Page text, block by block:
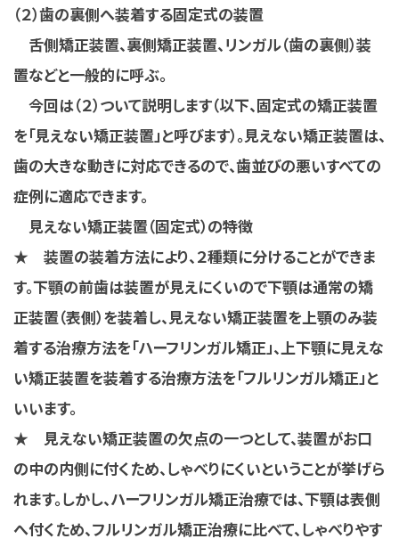
（２）歯の裏側へ装着する固定式の装置
舌側矯正装置、裏側矯正装置、リンガル（歯の裏側）装
置などと一般的に呼ぶ。
今回は（２）ついて説明します（以下、固定式の矯正装置
を「見えない矯正装置」と呼びます）。見えない矯正装置は、
歯の大きな動きに対応できるので、歯並びの悪いすべての
症例に適応できます。
見えない矯正装置（固定式）の特徴
★ 装置の装着方法により、２種類に分けることができま
す。下顎の前歯は装置が見えにくいので下顎は通常の矯
正装置（表側）を装着し、見えない矯正装置を上顎のみ装
着する治療方法を「ハーフリンガル矯正」、上下顎に見えな
い矯正装置を装着する治療方法を「フルリンガル矯正」と
いいます。
★ 見えない矯正装置の欠点の一つとして、装置がお口
の中の内側に付くため、しゃべりにくいということが挙げら
れます。しかし、ハーフリンガル矯正治療では、下顎は表側
へ付くため、フルリンガル矯正治療に比べて、しゃべりやす